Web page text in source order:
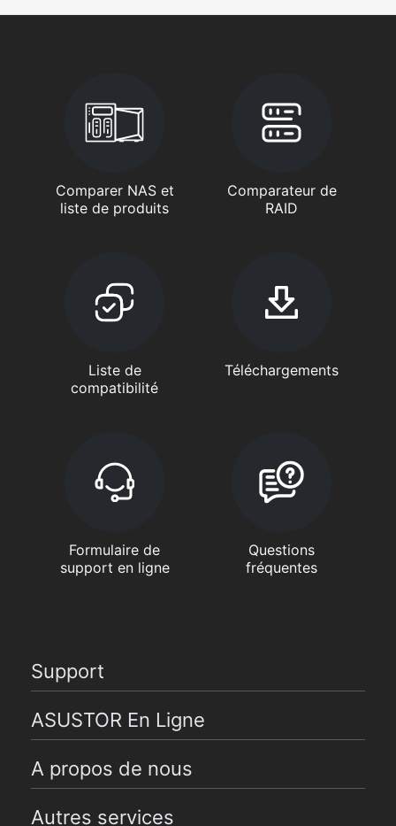
Comparer NAS et
liste de produits
Comparateur de
RAID
Liste de
compatibilité
Téléchargements
Formulaire de
support en ligne
Questions
fréquentes
Support
ASUSTOR En Ligne
A propos de nous
Autres services